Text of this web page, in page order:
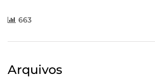
663
Arquivos